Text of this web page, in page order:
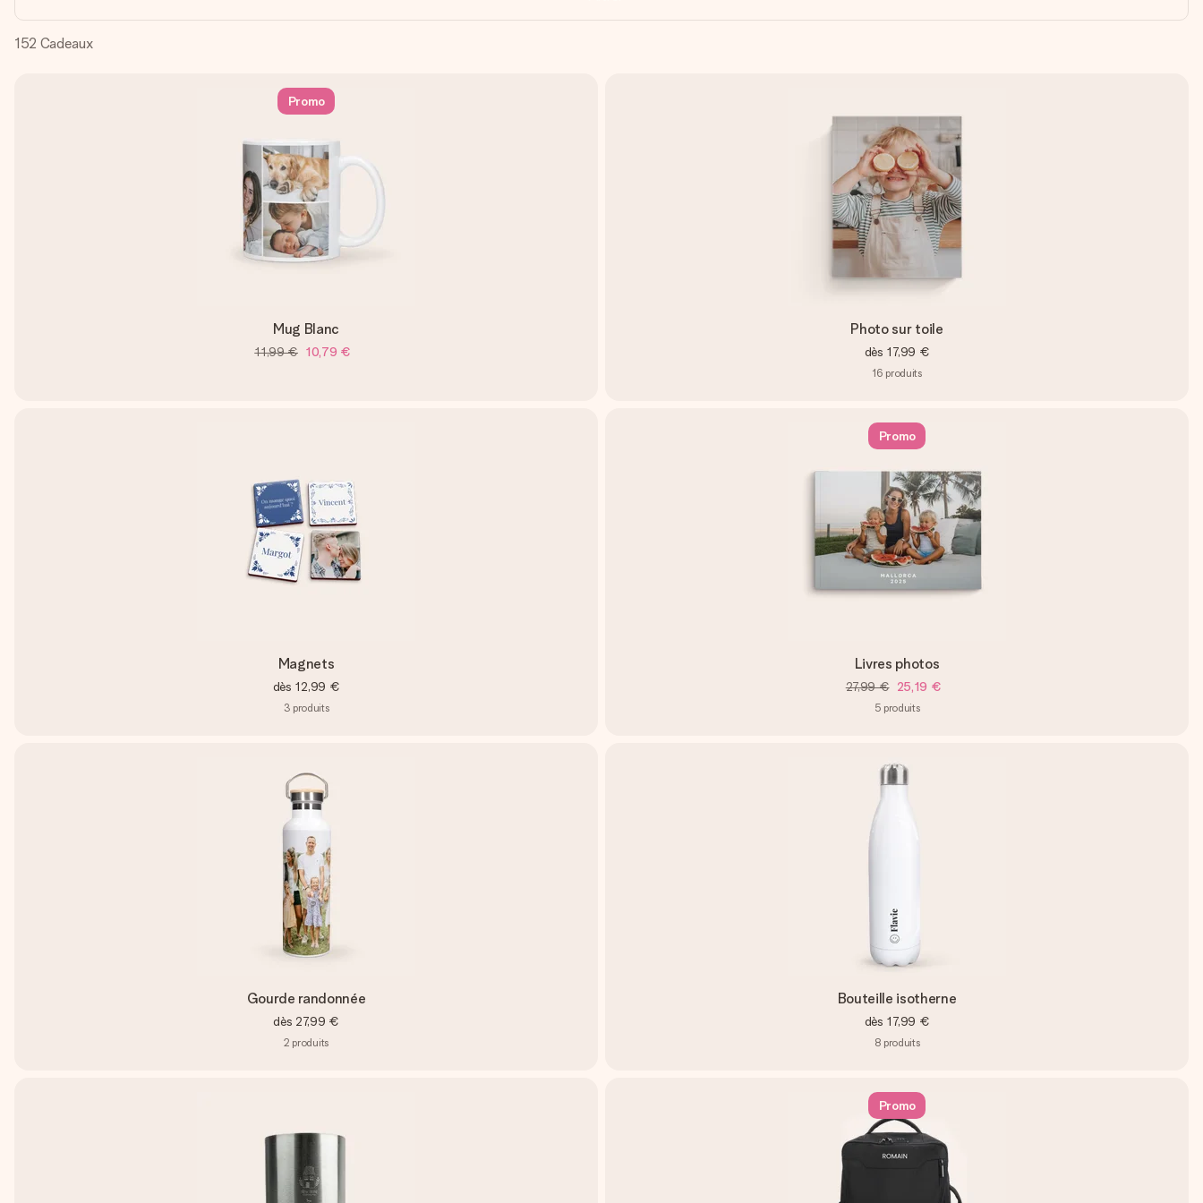
152 Cadeaux
Promo
Mug Blanc
11,99 € 10,79 €
Photo sur toile
dès 17,99 €
16 produits
Magnets
dès 12,99 €
3 produits
Promo
Livres photos
27,99 € 25,19 €
5 produits
Gourde randonnée
dès 27,99 €
2 produits
Bouteille isotherne
dès 17,99 €
8 produits
Promo